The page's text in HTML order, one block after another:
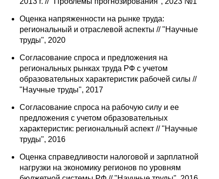
Энергетический семинар
Российско-французский семинар
ЦДУ
Отрасли и регионы
Inforum
Материалы
Оценка напряженности на рынке труда:
региональный и отраслевой аспекты // "Научные
труды", 2020
Согласование спроса и предложения на
региональных рынках труда РФ с учетом
образовательных характеристик рабочей силы //
"Научные труды", 2017
Согласование спроса на рабочую силу и ее
предложения с учетом образовательных
характеристик: региональный аспект // "Научные
труды", 2016
Оценка справедливости налоговой и зарплатной
нагрузки на экономику регионов по уровням